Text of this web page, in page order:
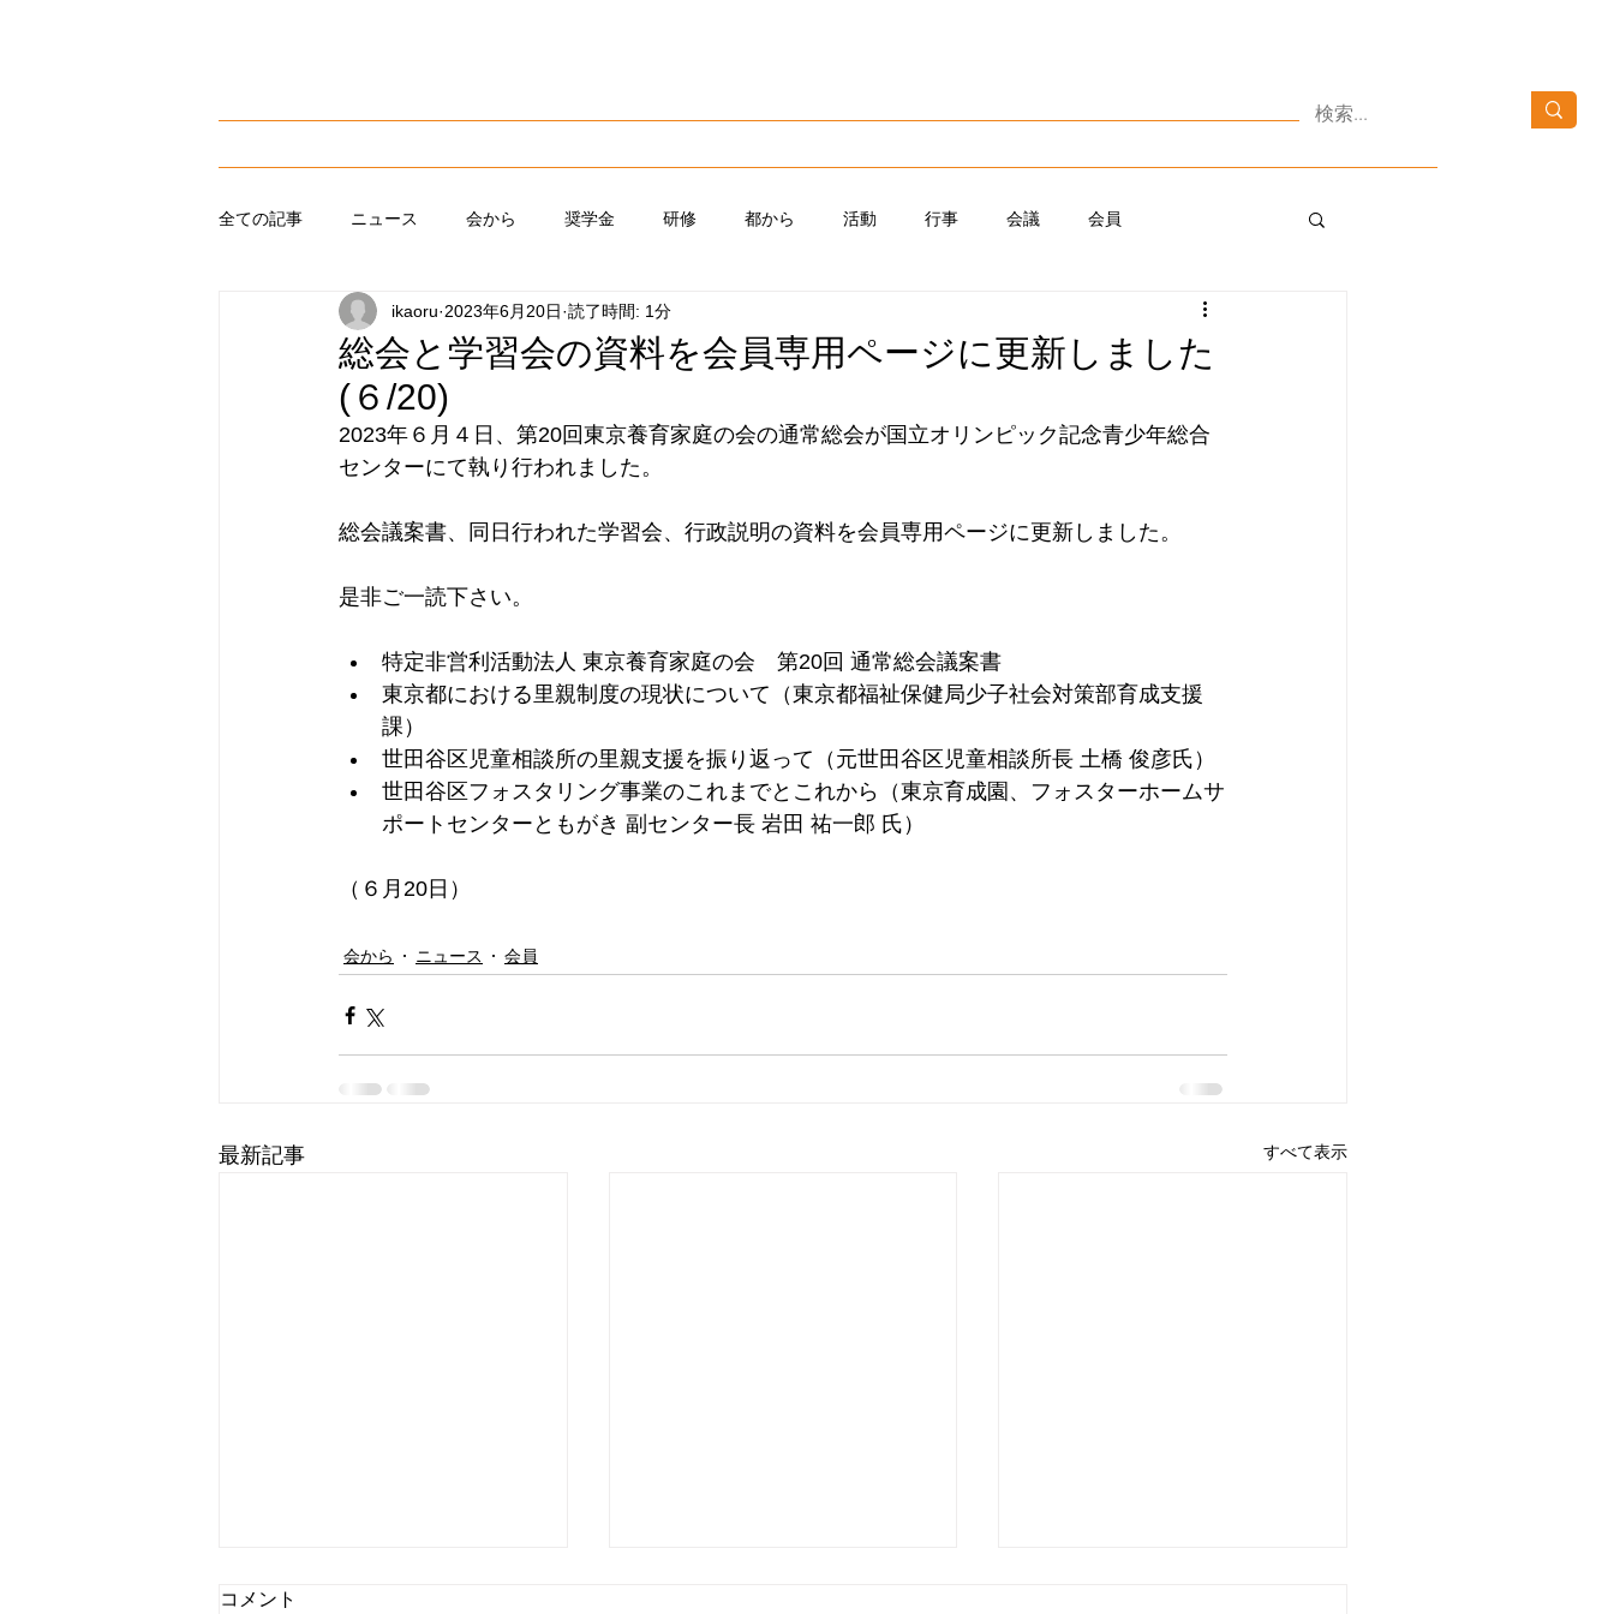
全ての記事 ニュース 会から 奨学金 研修 都から 活動 行事 会議 会員
総会と学習会の資料を会員専用ページに更新しました
(６/20)
ikaoru 2023年6月20日 読了時間: 1分
2023年６月４日、第20回東京養育家庭の会の通常総会が国立オリンピック記念青少年総合
センターにて執り行われました。
総会議案書、同日行われた学習会、行政説明の資料を会員専用ページに更新しました。
是非ご一読下さい。
特定非営利活動法人 東京養育家庭の会　第20回 通常総会議案書
東京都における里親制度の現状について（東京都福祉保健局少子社会対策部育成支援
課）
世田谷区児童相談所の里親支援を振り返って（元世田谷区児童相談所長 土橋 俊彦氏）
世田谷区フォスタリング事業のこれまでとこれから（東京育成園、フォスターホームサ
ポートセンターともがき 副センター長 岩田 祐一郎 氏）
（６月20日）
会から ニュース 会員
最新記事 すべて表示
コメント